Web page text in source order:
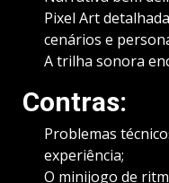
Pixel Art
cenários e
A trilha sonora
Contras:
Problemas
experiência;
O minijogo de